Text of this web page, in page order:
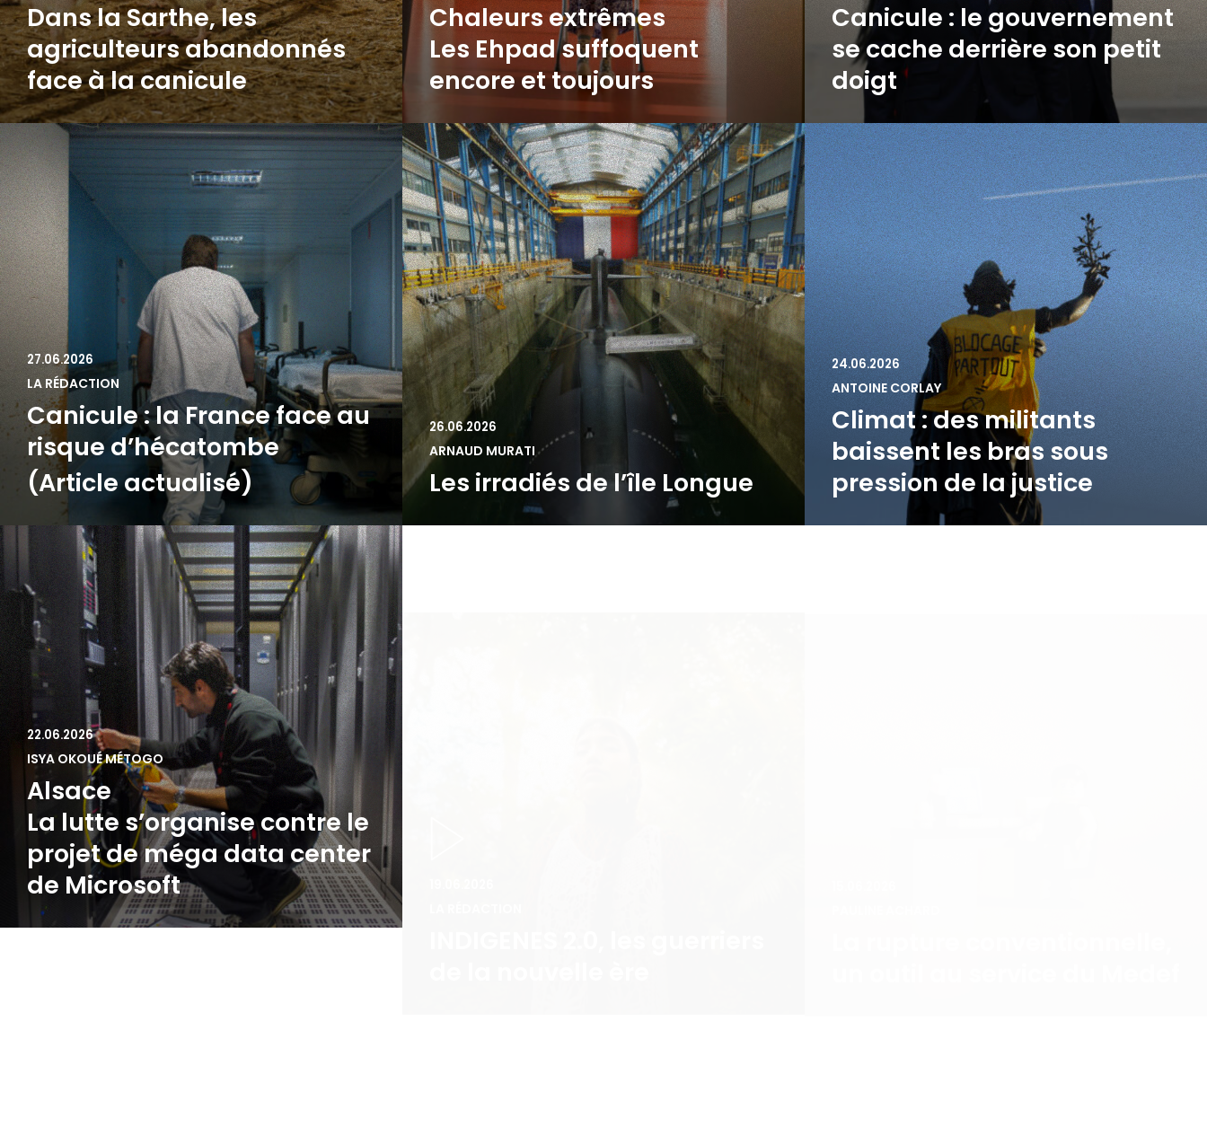
Dans la Sarthe, les
agriculteurs abandonnés
face à la canicule
Chaleurs extrêmes
Les Ehpad suffoquent
encore et toujours
Canicule : le gouvernement
se cache derrière son petit
doigt
27.06.2026
LA RÉDACTION
Canicule : la France face au
risque d’hécatombe
(Article actualisé)
26.06.2026
ARNAUD MURATI
Les irradiés de l’île Longue
24.06.2026
ANTOINE CORLAY
Climat : des militants
baissent les bras sous
pression de la justice
22.06.2026
ISYA OKOUÉ MÉTOGO
Alsace
La lutte s’organise contre le
projet de méga data center
de Microsoft